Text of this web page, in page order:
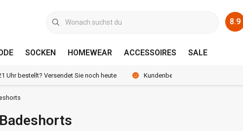
8.9
SOCKEN HOMEWEAR ACCESSOIRES SALE
Uhr bestellt? Versendet Sie noch heute Kundenbewertung 8.9 /10
Badeshorts